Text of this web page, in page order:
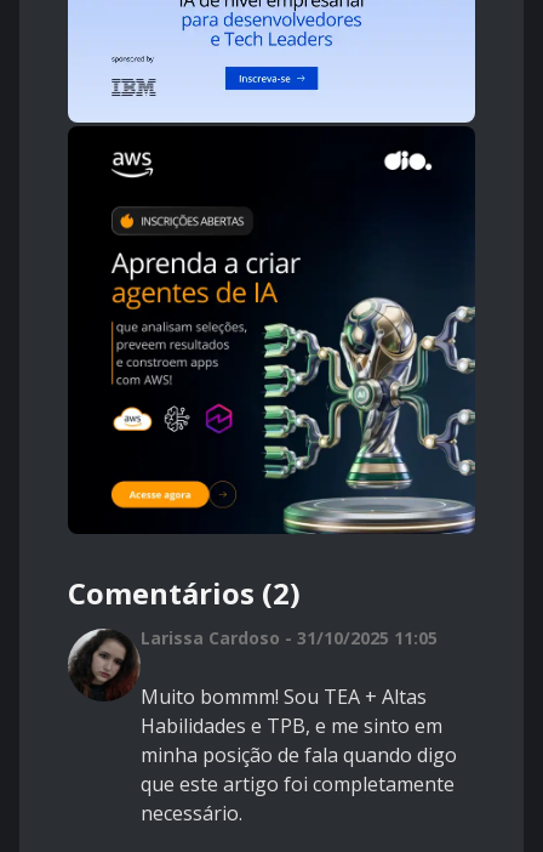
Comentários (2)
Larissa Cardoso - 31/10/2025 11:05
Muito bommm! Sou TEA + Altas
Habilidades e TPB, e me sinto em
minha posição de fala quando digo
que este artigo foi completamente
necessário.